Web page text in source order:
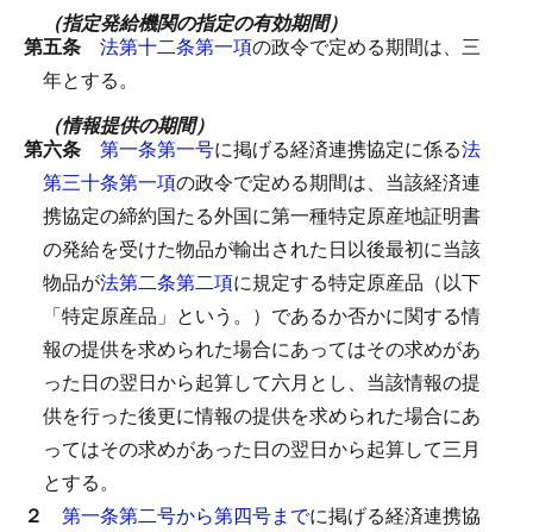
（指定発給機関の指定の有効期間）
第五条 法第十二条第一項の政令で定める期間は、三
年とする。
（情報提供の期間）
第六条 第一条第一号に掲げる経済連携協定に係る法
第三十条第一項の政令で定める期間は、当該経済連
携協定の締約国たる外国に第一種特定原産地証明書
の発給を受けた物品が輸出された日以後最初に当該
物品が法第二条第二項に規定する特定原産品（以下
「特定原産品」という。）であるか否かに関する情
報の提供を求められた場合にあってはその求めがあ
った日の翌日から起算して六月とし、当該情報の提
供を行った後更に情報の提供を求められた場合にあ
ってはその求めがあった日の翌日から起算して三月
とする。
２ 第一条第二号から第四号までに掲げる経済連携協